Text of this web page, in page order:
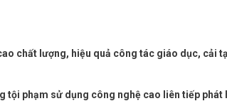
chất lượng, hiệu quả công tác giáo dục, cải
tội phạm sử dụng công nghệ cao liên tiếp